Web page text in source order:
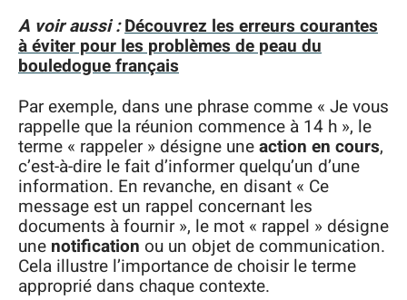
A voir aussi :Découvrez les erreurs courantes
à éviter pour les problèmes de peau du
bouledogue français
Par exemple, dans une phrase comme « Je vous
rappelle que la réunion commence à 14 h », le
terme « rappeler » désigne uneaction en cours,
c’est-à-dire le fait d’informer quelqu’un d’une
information. En revanche, en disant « Ce
message est un rappel concernant les
documents à fournir », le mot « rappel » désigne
une notification ou un objet de communication.
Cela illustre l’importance de choisir le terme
approprié dans chaque contexte.